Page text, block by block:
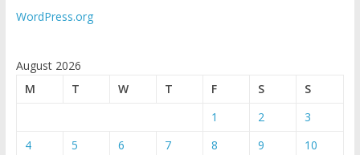
WordPress.org
August 2026
M
T W T F S
S
1
2
3
4
5 6 7 8 9
10